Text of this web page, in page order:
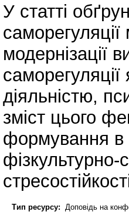
У статті
модернізації
саморегуляції
діяльністю,
зміст цього
формування в
фізкультурно-
Тип ресурсу:
Доповідь на